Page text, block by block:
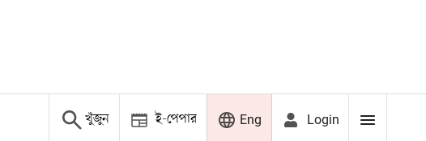
খুঁজুন ই-পেপার Eng Login